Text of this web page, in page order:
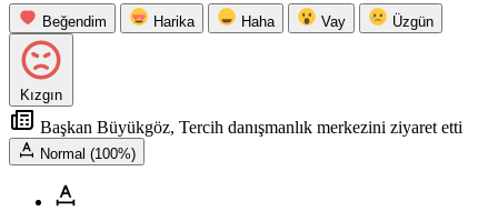
Beğendim Harika Haha Vay Üzgün
Kızgın
Başkan Büyükgöz, Tercih danışmanlık merkezini ziyaret etti
Normal (100%)